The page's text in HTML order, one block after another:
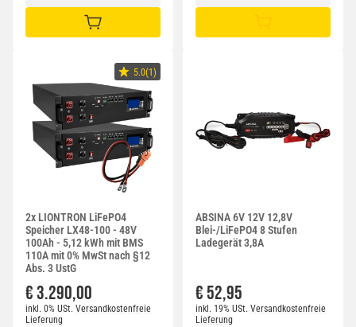
IN DEN WARENKORB
5.0(1)
2x LIONTRON LiFePO4
Speicher LX48-100 - 48V
100Ah - 5,12 kWh mit BMS
110A mit 0% MwSt nach §12
Abs. 3 UstG
€ 3.290,00
inkl. 0% USt. Versandkostenfreie
Lieferung
ABSINA 6V 12V 12,8V
Blei-/LiFePO4 8 Stufen
Ladegerät 3,8A
€ 52,95
inkl. 19% USt. Versandkostenfreie
Lieferung